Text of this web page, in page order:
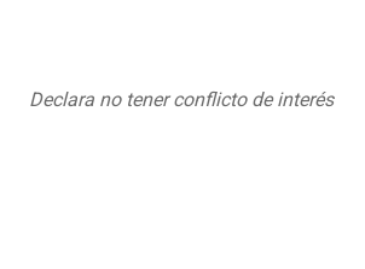
Declara no tener conflicto de interés